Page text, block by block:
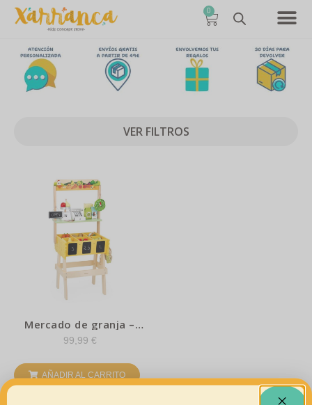
0
VER FILTROS
Mercado de granja –
Janod
99,99 €
AÑADIR AL CARRITO